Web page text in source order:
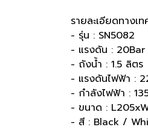
รายละเอียดทางเ
- รุ่น : SN5082
- แรงดัน :
- ถังน้ำ : 1.5 ลิตร
- แรงดันไฟฟ้า :
- กำลังไฟฟ้า :
- ขนาด :
- สี : Black /